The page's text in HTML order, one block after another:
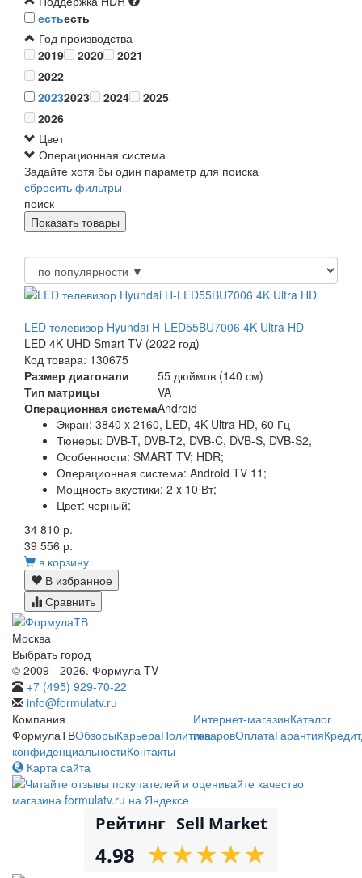
естьесть
Год производства
2019
2020
2021
2022
20232023 2024
2025
2026
Цвет
Операционная система
Задайте хотя бы один параметр для поиска
сбросить фильтры
поиск
LED телевизор Hyundai H-LED55BU7006 4K Ultra HD
LED 4K UHD Smart TV (2022 год)
Код товара: 130675
Размер диагонали
55 дюймов (140 см)
Тип матрицы
VA
Операционная системаAndroid
Экран: 3840 x 2160, LED, 4K Ultra HD, 60 Гц
Тюнеры: DVB-T, DVB-T2, DVB-C, DVB-S, DVB-S2,
Особенности: SMART TV; HDR;
Операционная система: Android TV 11;
Мощность акустики: 2 x 10 Вт;
Цвет: черный;
34 810 р.
39 556 р.
в корзину
В избранное
Сравнить
Москва
Выбрать город
© 2009 - 2026. Формула TV
+7 (495) 929-70-22
info@formulatv.ru
Компания
ФормулаТВОбзорыКарьераПолитика
конфиденциальностиКонтакты
Интернет-магазинКаталог
товаровОплатаГарантияКредит
Карта сайта
Рейтинг Sell Market
4.98 ★
★★
★★
★★
★★
★